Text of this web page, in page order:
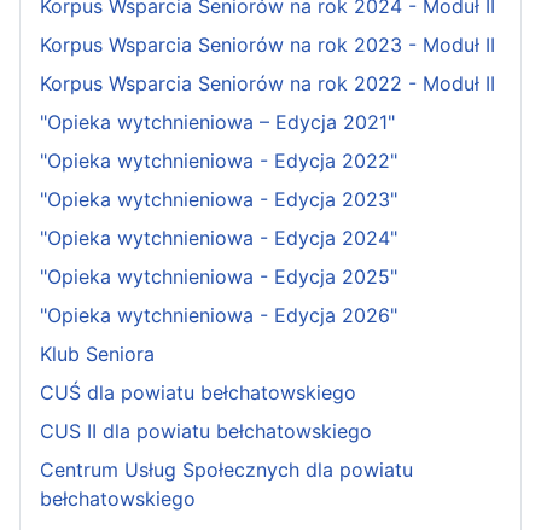
Korpus Wsparcia Seniorów na rok 2024 - Moduł II
Korpus Wsparcia Seniorów na rok 2023 - Moduł II
Korpus Wsparcia Seniorów na rok 2022 - Moduł II
"Opieka wytchnieniowa – Edycja 2021"
"Opieka wytchnieniowa - Edycja 2022"
"Opieka wytchnieniowa - Edycja 2023"
"Opieka wytchnieniowa - Edycja 2024"
"Opieka wytchnieniowa - Edycja 2025"
"Opieka wytchnieniowa - Edycja 2026"
Klub Seniora
CUŚ dla powiatu bełchatowskiego
CUS II dla powiatu bełchatowskiego
Centrum Usług Społecznych dla powiatu
bełchatowskiego